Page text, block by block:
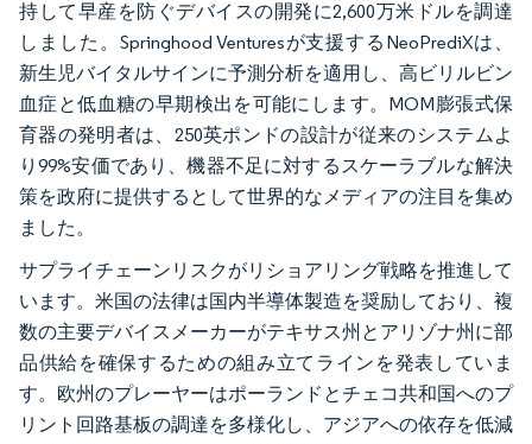
持して早産を防ぐデバイスの開発に2,600万米ドルを調達
しました。Springhood Venturesが支援するNeoPrediXは、
新生児バイタルサインに予測分析を適用し、高ビリルビン
血症と低血糖の早期検出を可能にします。MOM膨張式保
育器の発明者は、250英ポンドの設計が従来のシステムよ
り99%安価であり、機器不足に対するスケーラブルな解決
策を政府に提供するとして世界的なメディアの注目を集め
ました。
サプライチェーンリスクがリショアリング戦略を推進して
います。米国の法律は国内半導体製造を奨励しており、複
数の主要デバイスメーカーがテキサス州とアリゾナ州に部
品供給を確保するための組み立てラインを発表していま
す。欧州のプレーヤーはポーランドとチェコ共和国へのプ
リント回路基板の調達を多様化し、アジアへの依存を低減